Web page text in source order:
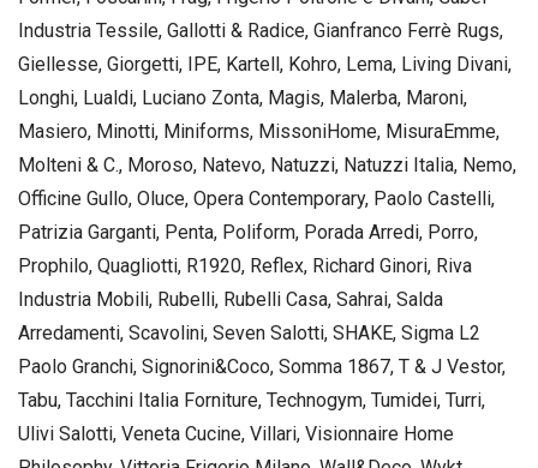
Industria Tessile, Gallotti & Radice, Gianfranco Ferrè Rugs,
Giellesse, Giorgetti, IPE, Kartell, Kohro, Lema, Living Divani,
Longhi, Lualdi, Luciano Zonta, Magis, Malerba, Maroni,
Masiero, Minotti, Miniforms, MissoniHome, MisuraEmme,
Molteni & C., Moroso, Natevo, Natuzzi, Natuzzi Italia, Nemo,
Officine Gullo, Oluce, Opera Contemporary, Paolo Castelli,
Patrizia Garganti, Penta, Poliform, Porada Arredi, Porro,
Prophilo, Quagliotti, R1920, Reflex, Richard Ginori, Riva
Industria Mobili, Rubelli, Rubelli Casa, Sahrai, Salda
Arredamenti, Scavolini, Seven Salotti, SHAKE, Sigma L2
Paolo Granchi, Signorini&Coco, Somma 1867, T & J Vestor,
Tabu, Tacchini Italia Forniture, Technogym, Tumidei, Turri,
Ulivi Salotti, Veneta Cucine, Villari, Visionnaire Home